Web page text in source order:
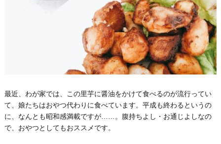
最近、わが家では、この里芋に醤油をかけて食べるのが流行ってい
て、娘たちはおやつ代わりに食べています。平成も終わるというの
に、なんとも昭和感満載ですが……。腹持ちよし・お通じよしなの
で、おやつとしてもおススメです。